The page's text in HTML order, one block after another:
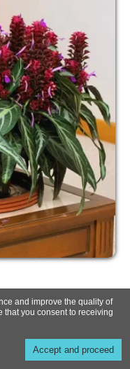
and improve the quality of
that you consent to receiving
Accept and proceed